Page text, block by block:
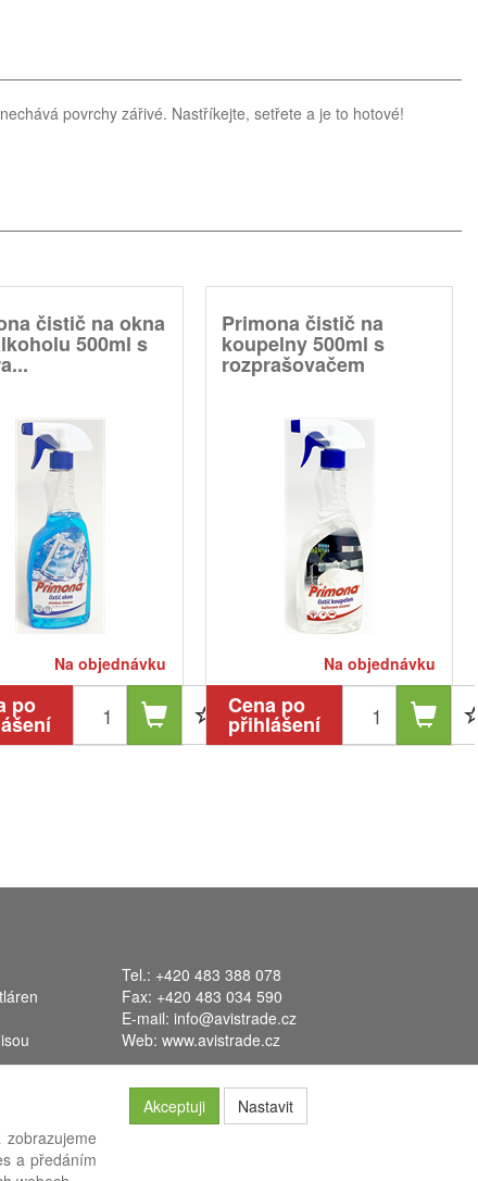
povrchy zářivé. Nastříkejte, setřete a je to hotové!
čistič na okna
500ml s
Na objednávku
po
Primona čistič na
koupelny 500ml s
rozprašovačem
Na objednávku
Cena po
přihlášení
Tel.: +420 483 388 078
Fax: +420 483 034 590
E-mail: info@avistrade.cz
Web: www.avistrade.cz
a předáním
Akceptuji Nastavit